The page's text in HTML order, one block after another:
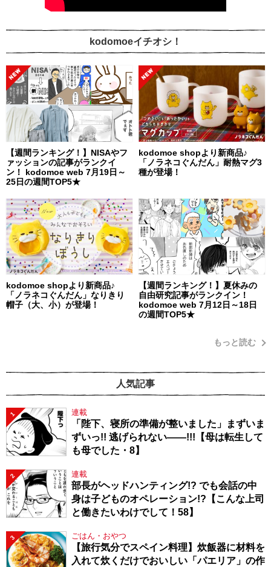
kodomoeイチオシ！
【週間ランキング！】NISAやフ
ァッションの記事がランクイ
ン！ kodomoe web 7月19日～
25日の週間TOP5★
kodomoe shopより新商品♪
「ノラネコぐんだん」耐熱マグ3
種が登場！
kodomoe shopより新商品♪
「ノラネコぐんだん」なりきり
帽子（大、小）が登場！
【週間ランキング！】夏休みの
自由研究記事がランクイン！
kodomoe web 7月12日～18日
の週間TOP5★
もっと読む
人気記事
1 連載
「陛下、寝所の準備が整いました」まずいま
ずいっ!! 逃げられない――!!!【母は転生して
も母でした・8】
2 連載
部長がヘッドハンティング!? でも会話の中
身は子どものオペレーション!?【こんな上司
と働きたいわけでして！58】
3 ごはん・おやつ
【旅行気分でスペイン料理】炊飯器に材料を
入れて炊くだけでおいしい「パエリア」の作